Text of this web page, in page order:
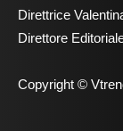
Direttrice
Direttore
Copyright ©